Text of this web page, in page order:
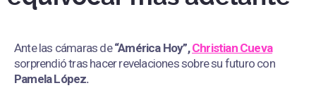
Ante las cámaras de“América Hoy”,Christian Cueva
sorprendió tras hacer revelaciones sobre su futuro con
Pamela López.